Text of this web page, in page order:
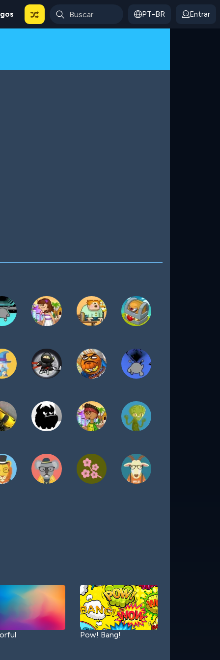
PT-BR Entrar
Pow! Bang!